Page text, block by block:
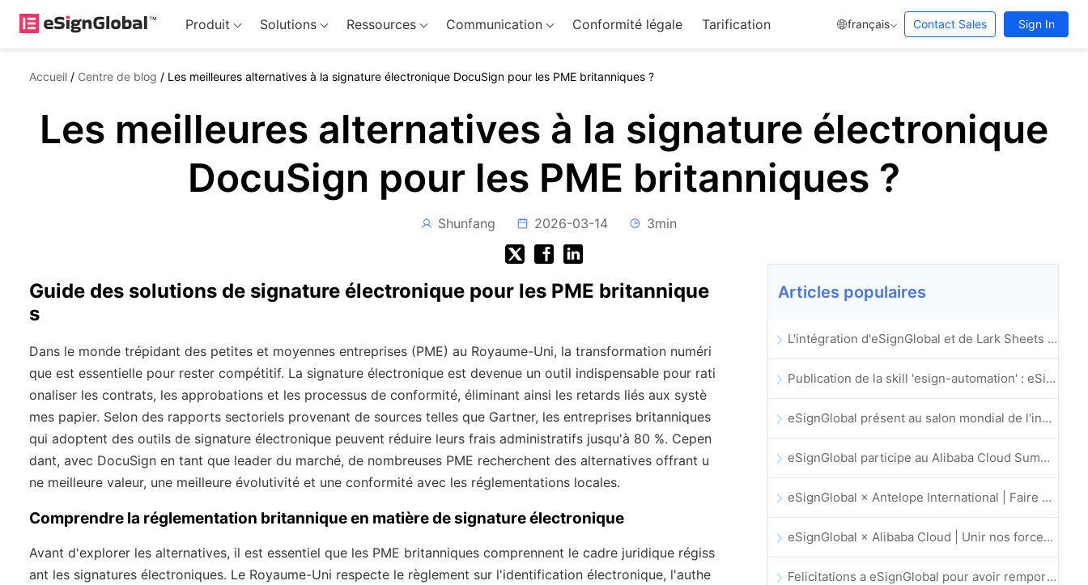
Produit Solutions Ressources Communication Conformité légale Tarification français Contact Sales Sign In
Accueil / Centre de blog / Les meilleures alternatives à la signature électronique DocuSign pour les PME britanniques ?
Les meilleures alternatives à la signature électronique
DocuSign pour les PME britanniques ?
Shunfang 2026-03-14 3min
Guide des solutions de signature électronique pour les PME britannique
s
Dans le monde trépidant des petites et moyennes entreprises (PME) au Royaume-Uni, la transformation numéri
que est essentielle pour rester compétitif. La signature électronique est devenue un outil indispensable pour rati
onaliser les contrats, les approbations et les processus de conformité, éliminant ainsi les retards liés aux systè
mes papier. Selon des rapports sectoriels provenant de sources telles que Gartner, les entreprises britanniques
qui adoptent des outils de signature électronique peuvent réduire leurs frais administratifs jusqu'à 80 %. Cepen
dant, avec DocuSign en tant que leader du marché, de nombreuses PME recherchent des alternatives offrant u
ne meilleure valeur, une meilleure évolutivité et une conformité avec les réglementations locales.
Comprendre la réglementation britannique en matière de signature électronique
Avant d'explorer les alternatives, il est essentiel que les PME britanniques comprennent le cadre juridique régiss
ant les signatures électroniques. Le Royaume-Uni respecte le règlement sur l'identification électronique, l'authe
Articles populaires
L'intégration d'eSignGlobal et de Lark Sheets est officiellement lancée : automatisation complète de la signature et de l'archivage des contrats électroniques
Publication de la skill 'esign-automation' : eSignGlobal permet a OpenClaw d'automatiser les signatures electroniques
eSignGlobal présent au salon mondial de l'innovation GIS 2025
eSignGlobal participe au Alibaba Cloud Summit 2025 a Hong Kong pour faire progresser l'innovation cloud portee par l'IA et la confiance numerique
eSignGlobal × Antelope International | Faire progresser des flux de travail numeriques securises et guides par l'IA
eSignGlobal × Alibaba Cloud | Unir nos forces pour renforcer la confiance numerique mondiale dans la fintech
Felicitations a eSignGlobal pour avoir remporte le prix CAHK STAR 2025